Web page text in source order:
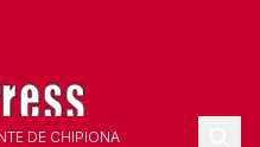
DE CHIPIONA